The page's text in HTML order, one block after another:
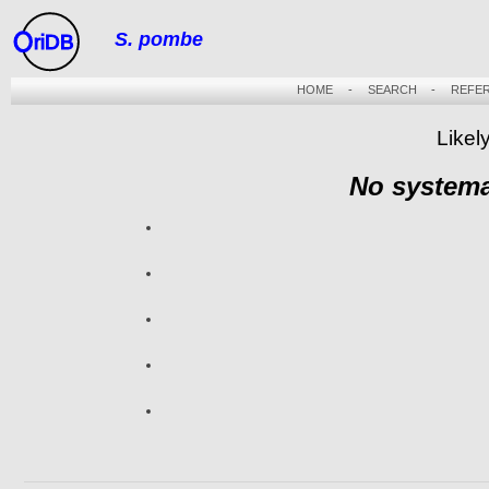
riDB S. pombe
HOME- SEARCH -
No